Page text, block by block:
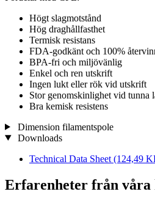
Högt slagmotstånd
Hög draghållfasthet
Termisk resistans
FDA-godkänt och 100%
BPA-fri och miljövänlig
Enkel och ren utskrift
Ingen lukt eller rök vid utskrift
Stor genomskinlighet vid tunna
Bra kemisk resistens
Dimension filamentspole
Downloads
Technical Data Sheet (124,49
Erfarenheter från våra